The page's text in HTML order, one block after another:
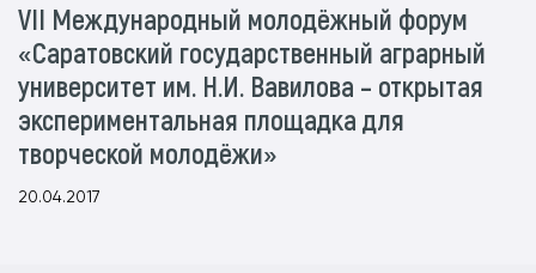
VII Международный молодёжный форум
«Саратовский государственный аграрный
университет им. Н.И. Вавилова – открытая
экспериментальная площадка для
творческой молодёжи»
20.04.2017